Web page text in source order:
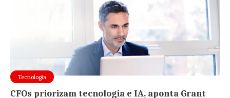
Tecnologia
CFOs priorizam tecnologia e IA, aponta Grant